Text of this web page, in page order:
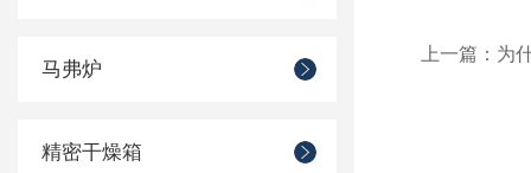
马弗炉
精密干燥箱
上一篇： 为